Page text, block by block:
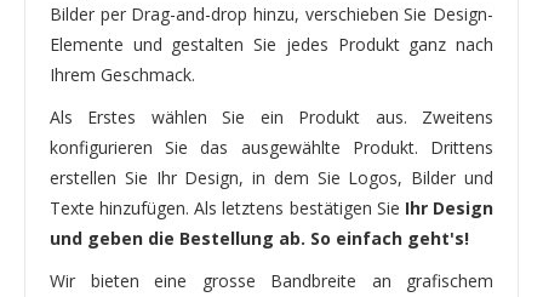
Bilder per Drag-and-drop hinzu, verschieben Sie Design-
Elemente und gestalten Sie jedes Produkt ganz nach
Ihrem Geschmack.
Als Erstes wählen Sie ein Produkt aus. Zweitens
konfigurieren Sie das ausgewählte Produkt. Drittens
erstellen Sie Ihr Design, in dem Sie Logos, Bilder und
Texte hinzufügen. Als letztens bestätigen Sie Ihr Design
und geben die Bestellung ab. So einfach geht's!
Wir bieten eine grosse Bandbreite an grafischem